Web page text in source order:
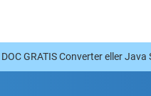
GRATIS Converter eller Java